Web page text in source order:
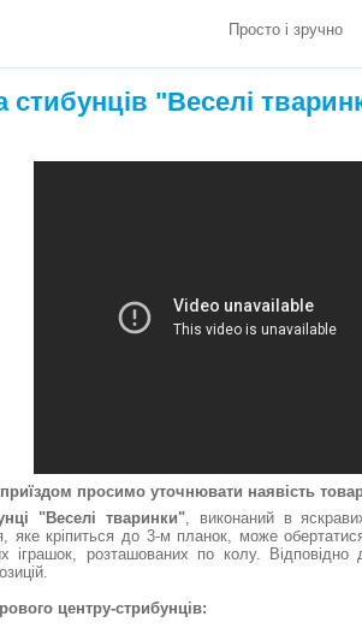
Просто і зручно
стибунців "Веселі
просимо уточнювати наявість
"Веселі тваринки", виконаний в
яке кріпиться до 3-м планок, може
іграшок, розташованих по колу.
центру-стрибунців: